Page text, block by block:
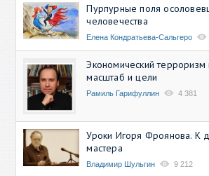
Пурпурные поля
человечества
Елена Кондратьева-Сальгеро
Экономический терроризм
масштаб и цели
Рамиль Гарифуллин 4 381
Уроки Игоря Фроянова. К
мастера
Владимир Шульгин 9 212